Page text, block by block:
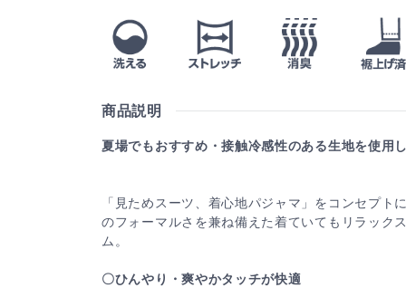
商品説明
夏場でもおすすめ・接触冷感性のある生地を使用
「見ためスーツ、着心地パジャマ」をコンセプト
のフォーマルさを兼ね備えた着ていてもリラック
ム。
〇ひんやり・爽やかタッチが快適